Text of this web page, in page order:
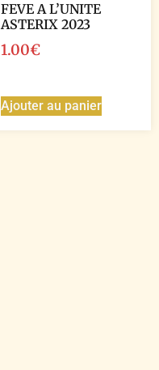
FEVE A L’UNITE
ASTERIX 2023
1.00€
Ajouter au panier